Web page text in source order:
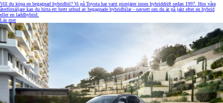
Vill du köpa en begagnad hybridbil? Vi på Toyota har varit pionjärer inom hybriddrift sedan 1997. Hos våra
återförsäljare kan du hitta ett brett utbud av begagnade hybridbilar - oavsett om du är på jakt efter en hybrid
eller en laddhybrid.
Läs mer